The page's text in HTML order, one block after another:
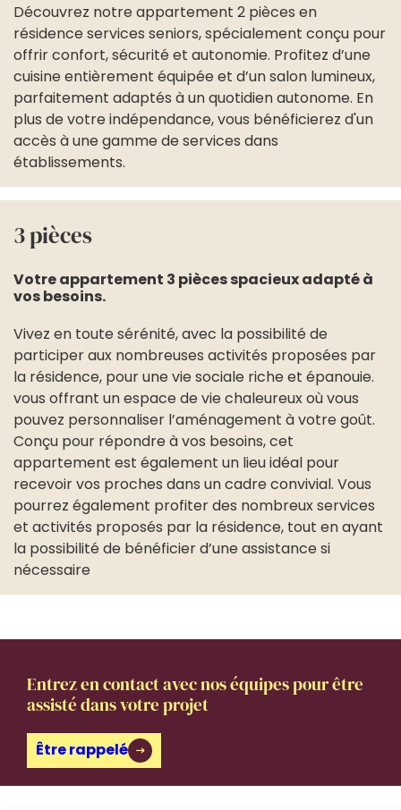
Découvrez notre appartement 2 pièces en
résidence services seniors, spécialement conçu pour
offrir confort, sécurité et autonomie. Profitez d’une
cuisine entièrement équipée et d’un salon lumineux,
parfaitement adaptés à un quotidien autonome. En
plus de votre indépendance, vous bénéficierez d'un
accès à une gamme de services dans
établissements.
3 pièces
Votre appartement 3 pièces spacieux adapté à
vos besoins.
Vivez en toute sérénité, avec la possibilité de
participer aux nombreuses activités proposées par
la résidence, pour une vie sociale riche et épanouie.
vous offrant un espace de vie chaleureux où vous
pouvez personnaliser l’aménagement à votre goût.
Conçu pour répondre à vos besoins, cet
appartement est également un lieu idéal pour
recevoir vos proches dans un cadre convivial. Vous
pourrez également profiter des nombreux services
et activités proposés par la résidence, tout en ayant
la possibilité de bénéficier d’une assistance si
nécessaire
Entrez en contact avec nos équipes pour être
assisté dans votre projet
Être rappelé